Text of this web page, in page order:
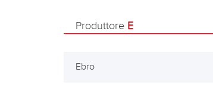
Produttore E
Ebro